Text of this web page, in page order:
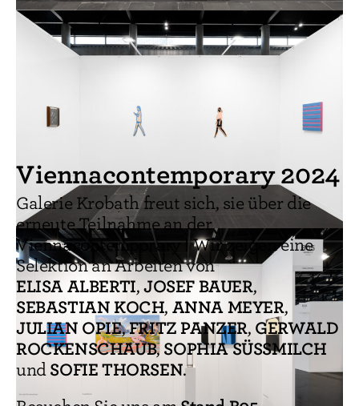
Viennacontemporary 2024
Galerie Krobath freut sich, sie über die
erneute Teilnahme an der
Viennacontemporary ! Wir zeigen eine
Selektion an Arbeiten von
ELISA ALBERTI,JOSEF BAUER,
SEBASTIAN KOCH, ANNA MEYER,
JULIAN OPIE,FRITZ PANZER, GERWALD
ROCKENSCHAUB,SOPHIA SÜSSMILCH
undSOFIE THORSEN.